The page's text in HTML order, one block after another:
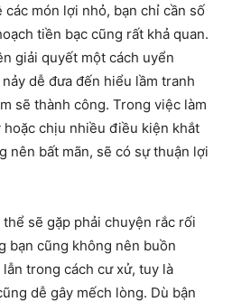
món lợi nhỏ, bạn chỉ cần số
tiền bạc cũng rất khả quan.
giải quyết một cách uyển
dễ đưa đến hiểu lầm tranh
sẽ thành công. Trong việc làm
chịu nhiều điều kiện khắt
nên bất mãn, sẽ có sự thuận lợi
sẽ gặp phải chuyện rắc rối
bạn cũng không nên buồn
trong cách cư xử, tuy là
dễ gây mếch lòng. Dù bận